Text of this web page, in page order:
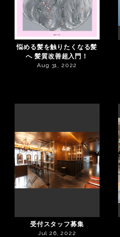
悩める髪を触りたくなる髪
へ 髪質改善超入門！
Aug 31, 2022
受付スタッフ募集
Jul 26, 2022